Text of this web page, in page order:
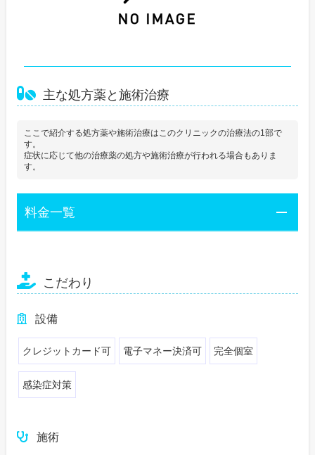
主な処方薬と施術治療
ここで紹介する処方薬や施術治療はこのクリニックの治療法の1部で
す。
症状に応じて他の治療薬の処方や施術治療が行われる場合もありま
す。
料金一覧
こだわり
設備
クレジットカード可 電子マネー決済可 完全個室
感染症対策
施術